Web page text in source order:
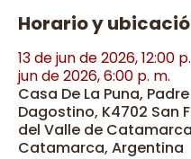
Horario y
13 de jun de 2026, 12:00
jun de 2026, 6:00 p. m.
Casa De La Puna, Padre
Dagostino, K4702 San
del Valle de
Catamarca, Argentina